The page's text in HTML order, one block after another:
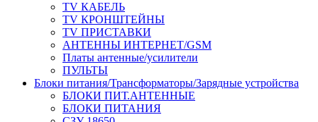
TV КАБЕЛЬ
TV КРОНШТЕЙНЫ
TV ПРИСТАВКИ
АНТЕННЫ ИНТЕРНЕТ/GSM
Платы антенные/усилители
ПУЛЬТЫ
Блоки питания/Трансформаторы/Зарядные устройства
БЛОКИ ПИТ.АНТЕННЫЕ
БЛОКИ ПИТАНИЯ